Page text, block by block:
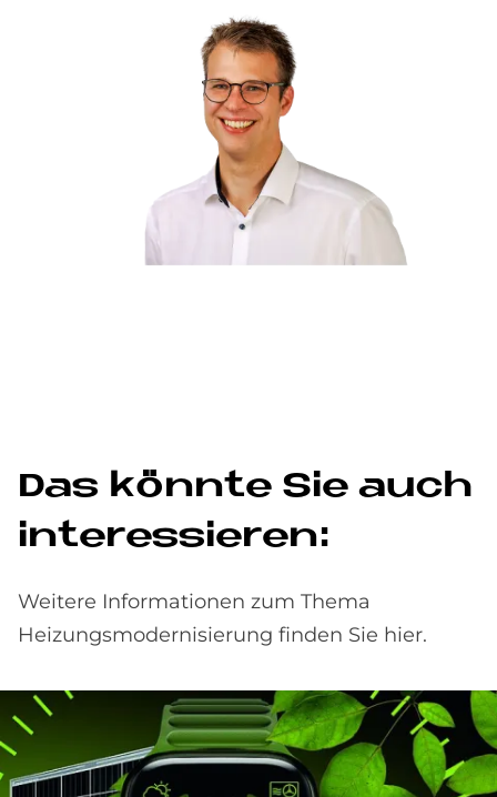
Das könn­te Sie auch
in­ter­es­sie­ren:
Weitere Informationen zum Thema
Heizungsmodernisierung finden Sie hier.